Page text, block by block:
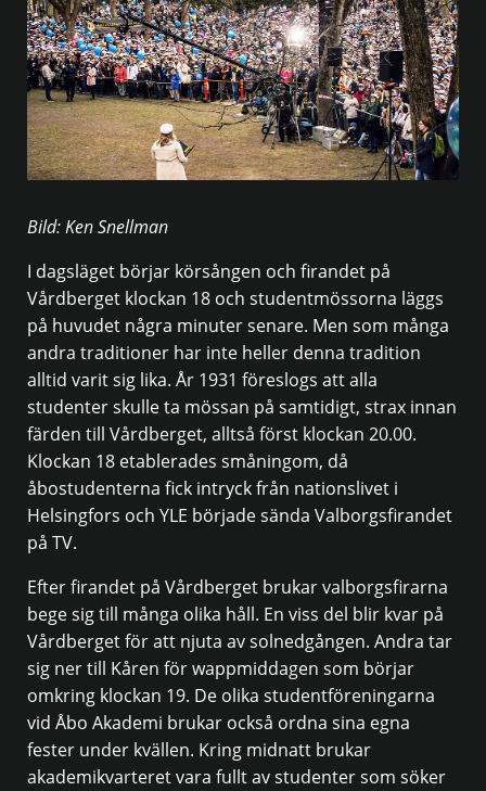
Bild: Ken Snellman
I dagsläget börjar körsången och firandet på
Vårdberget klockan 18 och studentmössorna läggs
på huvudet några minuter senare. Men som många
andra traditioner har inte heller denna tradition
alltid varit sig lika. År 1931 föreslogs att alla
studenter skulle ta mössan på samtidigt, strax innan
färden till Vårdberget, alltså först klockan 20.00.
Klockan 18 etablerades småningom, då
åbostudenterna fick intryck från nationslivet i
Helsingfors och YLE började sända Valborgsfirandet
på TV.
Efter firandet på Vårdberget brukar valborgsfirarna
bege sig till många olika håll. En viss del blir kvar på
Vårdberget för att njuta av solnedgången. Andra tar
sig ner till Kåren för wappmiddagen som börjar
omkring klockan 19. De olika studentföreningarna
vid Åbo Akademi brukar också ordna sina egna
fester under kvällen. Kring midnatt brukar
akademikvarteret vara fullt av studenter som söker